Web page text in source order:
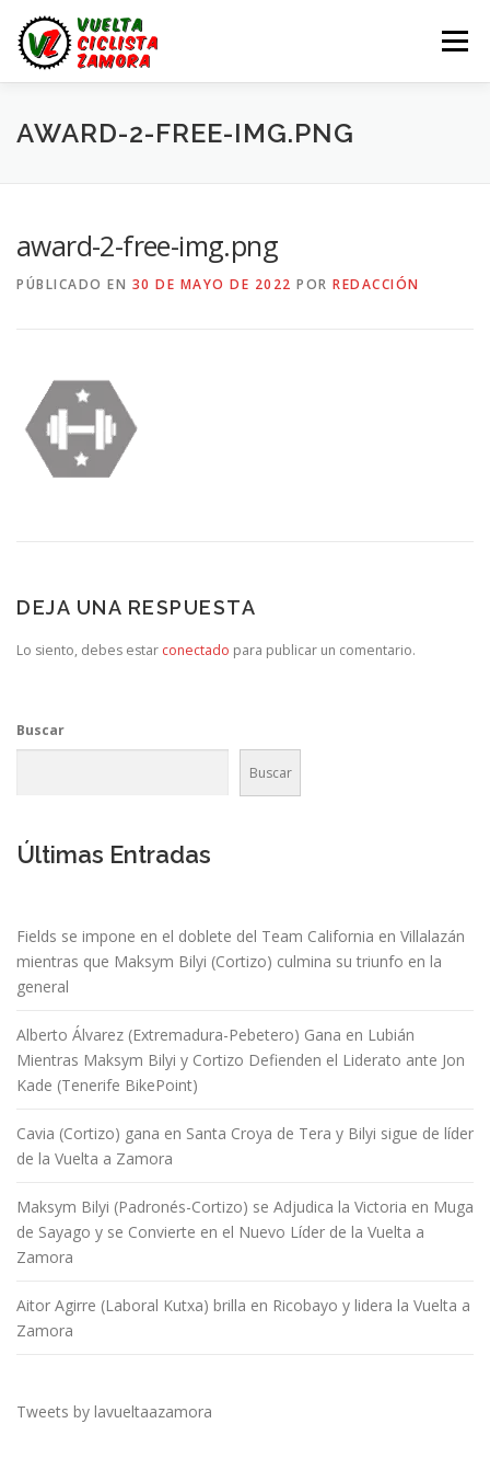
contenido
Menú
LA VUELTA ZAMORA CALENDARIO
AWARD-2-FREE-IMG.PNG
award-2-free-img.png
PÚBLICADO EN 30 DE MAYO DE 2022 POR REDACCIÓN
DEJA UNA RESPUESTA
Lo siento, debes estar conectado para publicar un comentario.
Buscar
Buscar
Últimas Entradas
Fields se impone en el doblete del Team California en Villalazán
mientras que Maksym Bilyi (Cortizo) culmina su triunfo en la
general
Alberto Álvarez (Extremadura-Pebetero) Gana en Lubián
Mientras Maksym Bilyi y Cortizo Defienden el Liderato ante Jon
Kade (Tenerife BikePoint)
Cavia (Cortizo) gana en Santa Croya de Tera y Bilyi sigue de líder
de la Vuelta a Zamora
Maksym Bilyi (Padronés-Cortizo) se Adjudica la Victoria en Muga
de Sayago y se Convierte en el Nuevo Líder de la Vuelta a
Zamora
Aitor Agirre (Laboral Kutxa) brilla en Ricobayo y lidera la Vuelta a
Zamora
Tweets by lavueltaazamora